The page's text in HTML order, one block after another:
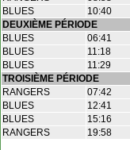
BLUES
10:40
DEUXIÈME PÉRIODE
BLUES
06:41
BLUES
11:18
BLUES
11:29
TROISIÈME PÉRIODE
RANGERS
07:42
BLUES
12:41
BLUES
15:16
RANGERS
19:58